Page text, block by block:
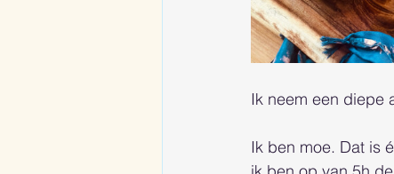
Ik neem een diepe
Ik ben moe. Dat is